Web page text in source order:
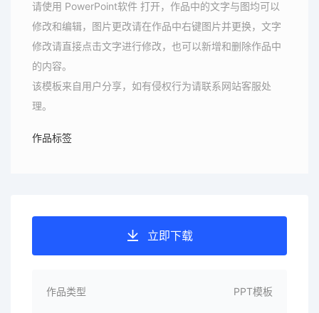
请使用 PowerPoint软件 打开，作品中的文字与图均可以
修改和编辑，图片更改请在作品中右键图片并更换，文字
修改请直接点击文字进行修改，也可以新增和删除作品中
的内容。
该模板来自用户分享，如有侵权行为请联系网站客服处
理。
作品标签
立即下载
作品类型 PPT模板